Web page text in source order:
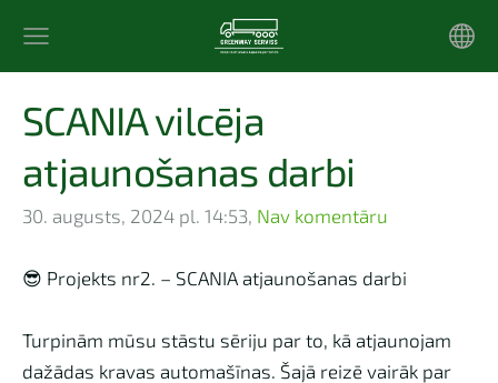
SCANIA vilcēja
atjaunošanas darbi
30. augusts, 2024 pl. 14:53, Nav komentāru
😎 Projekts nr2. – SCANIA atjaunošanas darbi
Turpinām mūsu stāstu sēriju par to, kā atjaunojam
dažādas kravas automašīnas. Šajā reizē vairāk par